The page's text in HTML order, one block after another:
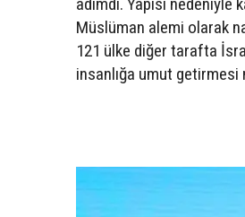
Müslüman alemi olarak
121 ülke diğer tarafta
insanlığa umut getirmesi